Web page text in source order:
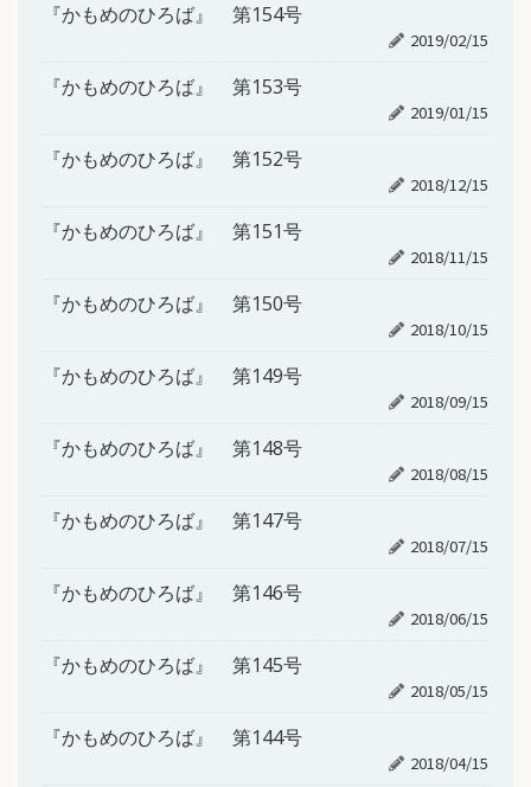
『かもめのひろば』 第154号
2019/02/15
『かもめのひろば』 第153号
2019/01/15
『かもめのひろば』 第152号
2018/12/15
『かもめのひろば』 第151号
2018/11/15
『かもめのひろば』 第150号
2018/10/15
『かもめのひろば』 第149号
2018/09/15
『かもめのひろば』 第148号
2018/08/15
『かもめのひろば』 第147号
2018/07/15
『かもめのひろば』 第146号
2018/06/15
『かもめのひろば』 第145号
2018/05/15
『かもめのひろば』 第144号
2018/04/15